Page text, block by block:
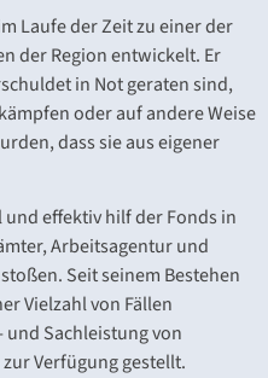
Laufe der Zeit zu einer der
der Region entwickelt. Er
in Not geraten sind,
oder auf andere Weise
dass sie aus eigener
effektiv hilf der Fonds in
Arbeitsagentur und
Seit seinem Bestehen
Vielzahl von Fällen
Sachleistung von
Verfügung gestellt.